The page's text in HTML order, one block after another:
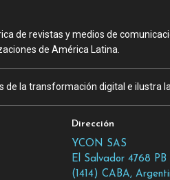
de revistas y medios de
de América Latina.
de la transformación digital e
Dirección
YCON SAS
El Salvador 4768 PB
(1414) CABA,